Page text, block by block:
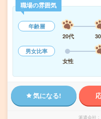
職場の雰囲気
年齢層
20代
男女比率
女性
気になる!
派遣会社